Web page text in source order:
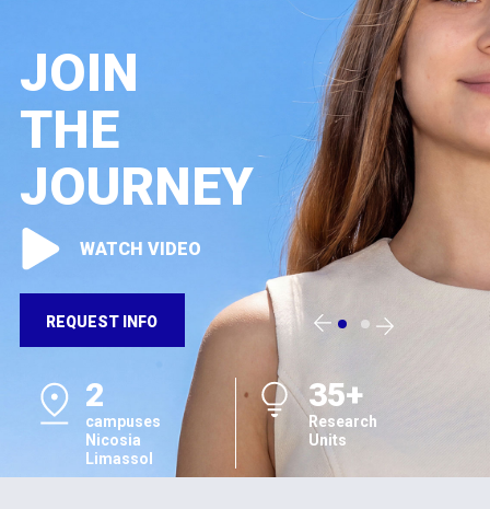
JOIN
THE
JOURNEY
WATCH VIDEO
REQUEST INFO
2
campuses
Nicosia
Limassol
35+
Research
Units